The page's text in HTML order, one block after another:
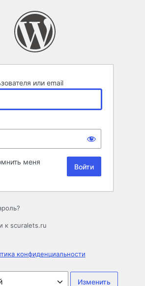
или email
меня
к scuralets.ru
конфиденциальности